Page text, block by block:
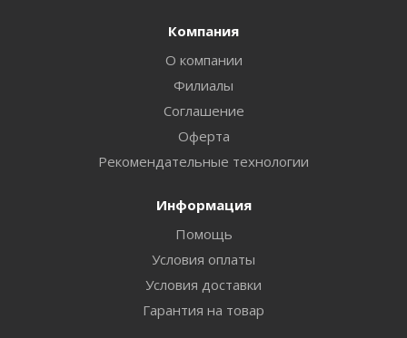
Компания
О компании
Филиалы
Соглашение
Оферта
Рекомендательные технологии
Информация
Помощь
Условия оплаты
Условия доставки
Гарантия на товар